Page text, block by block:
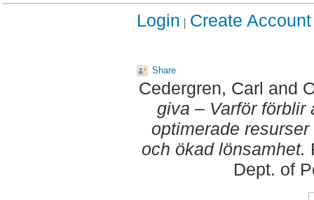
Login Create Account
Share
Cedergren, Carl and
giva – Varför förblir
optimerade
och ökad lönsamhet.
Dept. of